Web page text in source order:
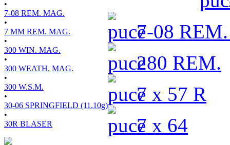
•
7-08 REM. MAG.
•
7 MM REM. MAG.
•
300 WIN. MAG.
•
300 WEATH. MAG.
•
300 W.S.M.
•
30-06 SPRINGFIELD (11.10g)
•
30R BLASER
7-08
280 REM.
7 x 57 R
7 x 64